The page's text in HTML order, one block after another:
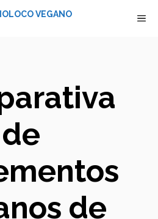
de
de